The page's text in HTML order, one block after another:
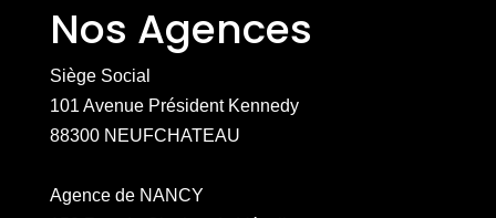
Nos Agences
Siège Social
101 Avenue Président Kennedy
88300 NEUFCHATEAU
Agence de NANCY